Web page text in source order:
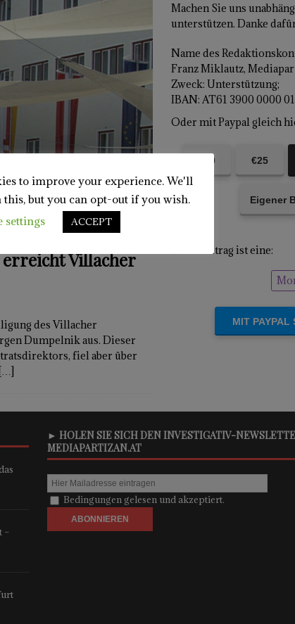
Villacher
des Villacher
Dumpelnik aus. Dieser
fiel aber über
[…]
Machen Sie uns
unterstützen. Danke
Name des
Franz Miklautz,
Zweck: Unterstützung;
IBAN: AT61 3900 0000
Oder mit Paypal gleich
€10 €25
Eigener
Mein Beitrag ist eine:
–
► HOLEN SIE SICH DEN INVESTIGATIV-
MEDIAPARTIZAN.AT
Bedingungen gelesen und akzeptiert.
to improve your experience. We'll
but you can opt-out if you wish.
settings
ACCEPT